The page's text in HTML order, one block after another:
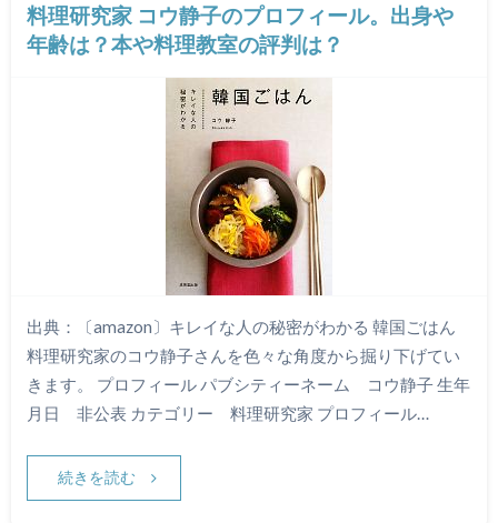
料理研究家 コウ静子のプロフィール。出身や
年齢は？本や料理教室の評判は？
出典：〔amazon〕キレイな人の秘密がわかる 韓国ごはん
料理研究家のコウ静子さんを色々な角度から掘り下げてい
きます。 プロフィール パブシティーネーム コウ静子 生年
月日 非公表 カテゴリー 料理研究家 プロフィール…
続きを読む